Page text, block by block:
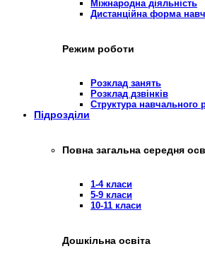
Міжнародна діяльність
Дистанційна форма
Режим роботи
Розклад занять
Розклад дзвінків
Структура навчального
Підрозділи
Повна загальна середня
1-4 класи
5-9 класи
10-11 класи
Дошкільна освіта